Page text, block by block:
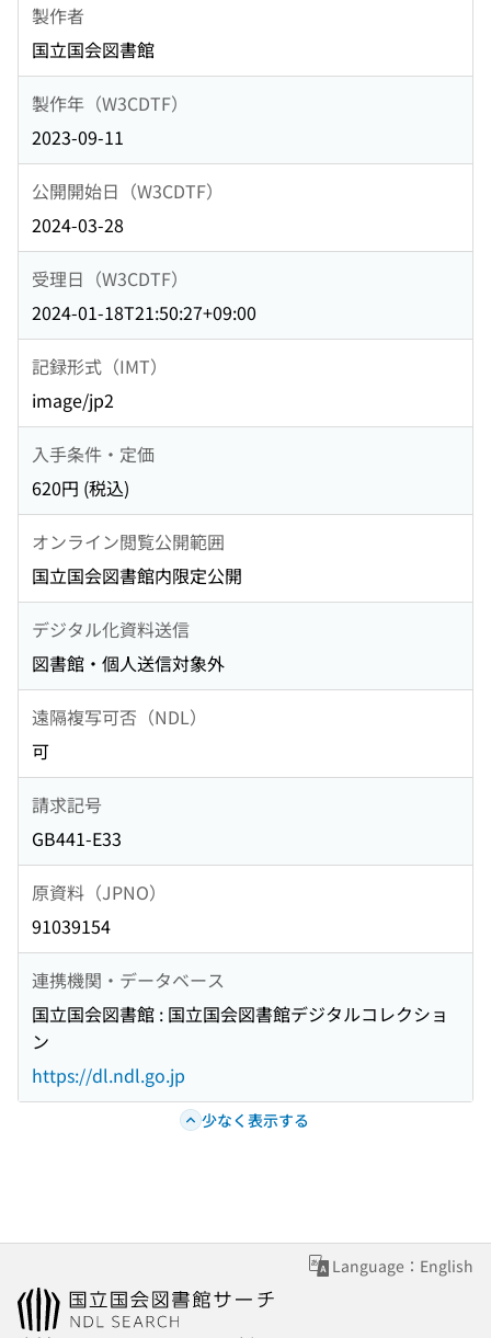
製作者
国立国会図書館
製作年（W3CDTF）
2023-09-11
公開開始日（W3CDTF）
2024-03-28
受理日（W3CDTF）
2024-01-18T21:50:27+09:00
記録形式（IMT）
image/jp2
入手条件・定価
620円 (税込)
オンライン閲覧公開範囲
国立国会図書館内限定公開
デジタル化資料送信
図書館・個人送信対象外
遠隔複写可否（NDL）
可
請求記号
GB441-E33
原資料（JPNO）
91039154
連携機関・データベース
国立国会図書館 : 国立国会図書館デジタルコレクショ
ン
https://dl.ndl.go.jp
少なく表示する
Language：English